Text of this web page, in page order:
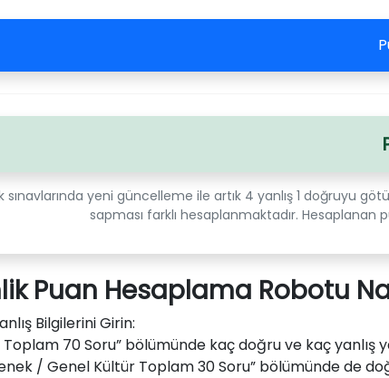
sınavlarında yeni güncelleme ile artık 4 yanlış 1 doğruyu
sapması farklı hesaplanmaktadır.
Puan Hesaplama Robotu
Bilgilerini Girin:
Toplam 70 Soru” bölümünde kaç doğru ve kaç yanlış
/ Genel Kültür Toplam 30 Soru” bölümünde de